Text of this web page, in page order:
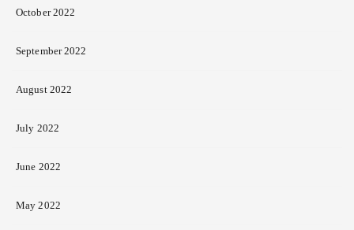
October 2022
September 2022
August 2022
July 2022
June 2022
May 2022